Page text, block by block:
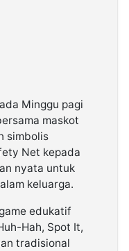
Minggu pagi
maskot
simbolis
Net kepada
nyata untuk
keluarga.
edukatif
Hah, Spot It,
tradisional